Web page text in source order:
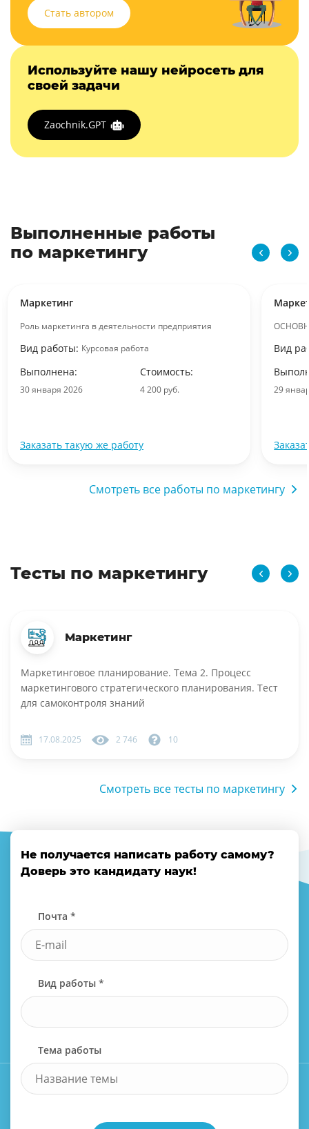
Стать автором
Используйте нашу нейросеть для
своей задачи
Zaochnik.GPT
Выполненные работы
по маркетингу
Маркетинг
Роль маркетинга в деятельности предприятия
Вид работы: Курсовая работа
Выполнена:
30 января 2026
Стоимость:
4 200 руб.
Заказать такую же работу
Вид
29
Смотреть все работы по маркетингу
Тесты по маркетингу
Маркетинг
Маркетинговое планирование. Тема 2. Процесс
маркетингового стратегического планирования. Тест
для самоконтроля знаний
17.08.2025 2 746 10
Смотреть все тесты по маркетингу
Не получается написать работу самому?
Доверь это кандидату наук!
Почта *
Вид работы *
Тема работы